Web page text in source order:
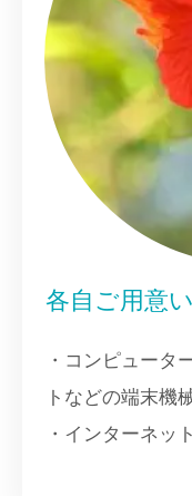
各自ご用意
・コンピュータ
トなどの端末機
・インターネッ